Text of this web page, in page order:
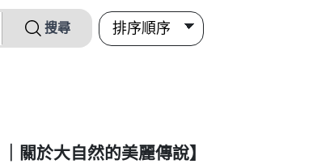
搜尋
關於大自然的美麗傳說】